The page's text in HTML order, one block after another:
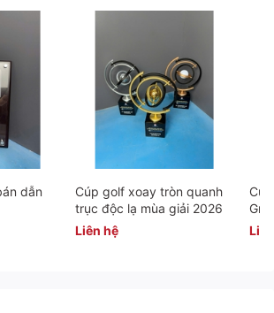
dẫn
Cúp golf xoay tròn quanh
trục độc lạ mùa giải 2026
Liên hệ